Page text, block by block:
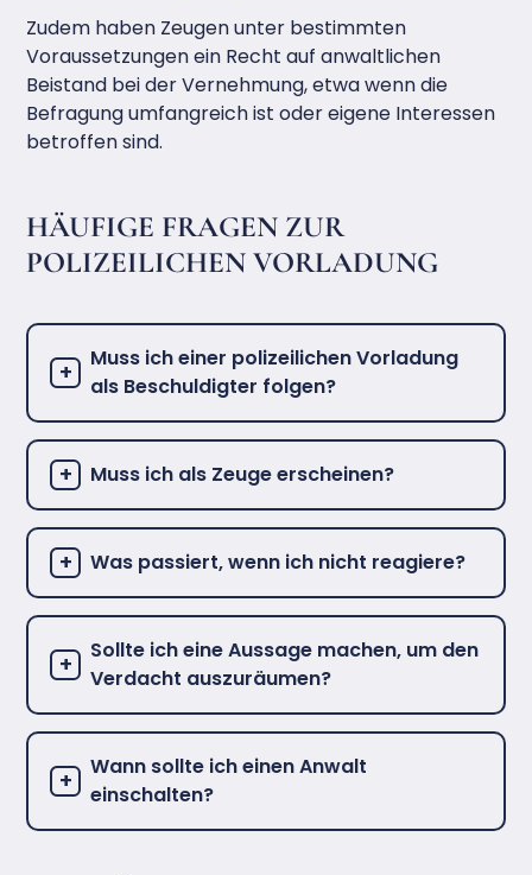
Zudem haben Zeugen unter bestimmten
Voraussetzungen ein Recht auf anwaltlichen
Beistand bei der Vernehmung, etwa wenn die
Befragung umfangreich ist oder eigene Interessen
betroffen sind.
HÄUFIGE FRAGEN ZUR
POLIZEILICHEN VORLADUNG
Muss ich einer polizeilichen Vorladung
als Beschuldigter folgen?
Muss ich als Zeuge erscheinen?
Was passiert, wenn ich nicht reagiere?
Sollte ich eine Aussage machen, um den
Verdacht auszuräumen?
Wann sollte ich einen Anwalt
einschalten?